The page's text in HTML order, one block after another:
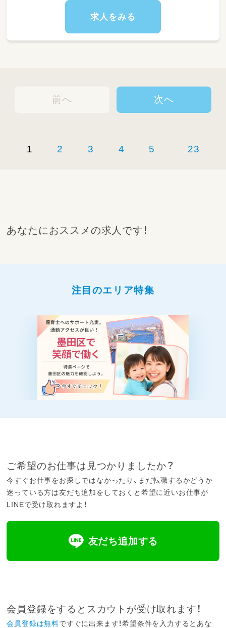
9：00～ご自宅にお迎え
17：15～片づけ、終礼、記録などの業務
求人をみる
前へ
1 2 3 4 5 23
次へ
あなたにおススメの求人です！
注目のエリア特集
ご希望のお仕事は見つかりましたか？
今すぐお仕事をお探しではなかったり、まだ転職するかどうか
迷っている方は友だち追加をしておくと希望に近いお仕事が
LINEで受け取れますよ！
友だち追加する
会員登録をするとスカウトが受け取れます！
会員登録は無料ですぐに出来ます！希望条件を入力するとあな